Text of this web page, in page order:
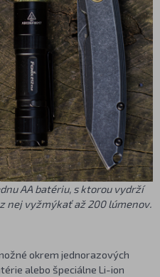
AA batériu, s ktorou vydrží
nej vyžmýkať až 200 lúmenov.
okrem jednorazových
alebo špeciálne Li-ion